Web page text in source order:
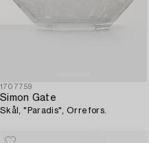
1707759
Simon Gate
Skål, "Paradis", Orrefors.